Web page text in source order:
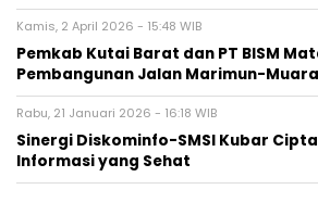
Kamis, 2 April 2026 - 15:48 WIB
Pemkab Kutai Barat dan PT BISM
Pembangunan Jalan Marimun-
Rabu, 21 Januari 2026 - 16:18 WIB
Sinergi Diskominfo-SMSI Kubar
Informasi yang Sehat